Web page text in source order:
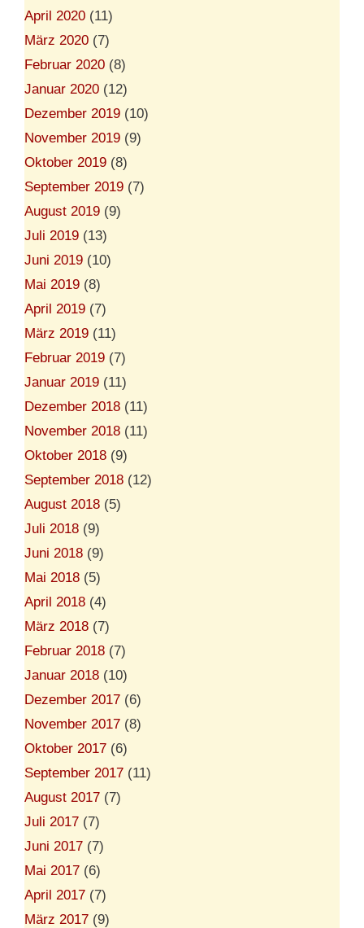
April 2020 (11)
März 2020 (7)
Februar 2020 (8)
Januar 2020 (12)
Dezember 2019 (10)
November 2019 (9)
Oktober 2019 (8)
September 2019 (7)
August 2019 (9)
Juli 2019 (13)
Juni 2019 (10)
Mai 2019 (8)
April 2019 (7)
März 2019 (11)
Februar 2019 (7)
Januar 2019 (11)
Dezember 2018 (11)
November 2018 (11)
Oktober 2018 (9)
September 2018 (12)
August 2018 (5)
Juli 2018 (9)
Juni 2018 (9)
Mai 2018 (5)
April 2018 (4)
März 2018 (7)
Februar 2018 (7)
Januar 2018 (10)
Dezember 2017 (6)
November 2017 (8)
Oktober 2017 (6)
September 2017 (11)
August 2017 (7)
Juli 2017 (7)
Juni 2017 (7)
Mai 2017 (6)
April 2017 (7)
März 2017 (9)